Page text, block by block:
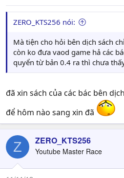
t
e
ZERO_KTS256 nói:
Mà tiện cho hỏi bên dịch sách
còn ko đưa vaod game hả các
quyển từ bản 0.4 ra thì chưa
đã xin sách của các bác bên
để hôm nào sang xin đã
Z ZERO_KTS256
Youtube Master Race